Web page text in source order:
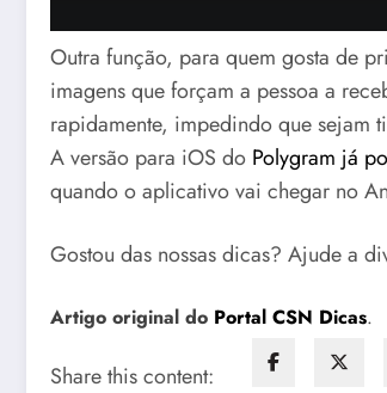
Outra função, para quem gosta de
imagens que forçam a pessoa a
rapidamente, impedindo que sejam
A versão para iOS do Polygram já
quando o aplicativo vai chegar no
Gostou das nossas dicas? Ajude a
Artigo original do Portal CSN Dicas.
Share this content: